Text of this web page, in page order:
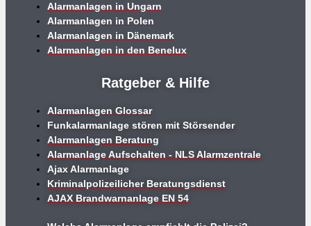
Alarmanlagen in Ungarn
Alarmanlagen in Polen
Alarmanlagen in Dänemark
Alarmanlagen in den Benelux
Ratgeber & Hilfe
Alarmanlagen Glossar
Funkalarmanlage stören mit Störsender
Alarmanlagen Beratung
Alarmanlage Aufschalten - NLS Alarmzentrale
Ajax Alarmanlage
Kriminalpolizeilicher Beratungsdienst
AJAX Brandwarnanlage EN 54